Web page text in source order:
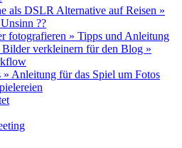
als DSLR Alternative auf Reisen »
??
fotografieren » Tipps und Anleitung
Bilder verkleinern für den Blog »
» Anleitung für das Spiel um Fotos